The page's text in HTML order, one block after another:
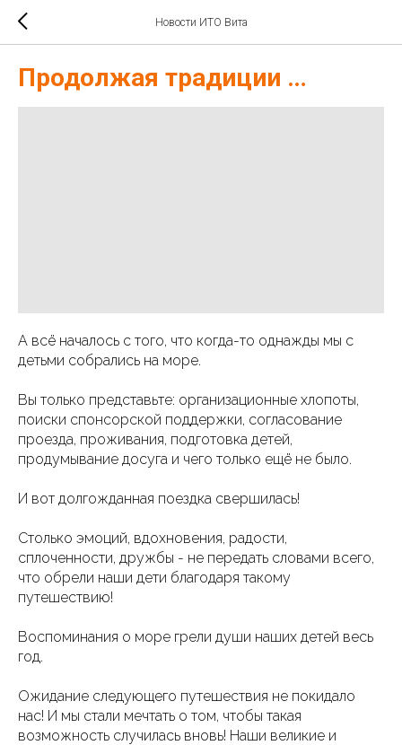
Новости ИТО Вита
Продолжая традиции …
А всё началось с того, что когда-то однажды мы с
детьми собрались на море.
Вы только представьте: организационные хлопоты,
поиски спонсорской поддержки, согласование
проезда, проживания, подготовка детей,
продумывание досуга и чего только ещё не было.
И вот долгожданная поездка свершилась!
Столько эмоций, вдохновения, радости,
сплоченности, дружбы - не передать словами всего,
что обрели наши дети благодаря такому
путешествию!
Воспоминания о море грели души наших детей весь
год.
Ожидание следующего путешествия не покидало
нас! И мы стали мечтать о том, чтобы такая
возможность случилась вновь! Наши великие и